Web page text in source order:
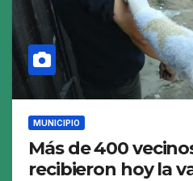
MUNICIPIO
Más de 400
recibieron hoy la